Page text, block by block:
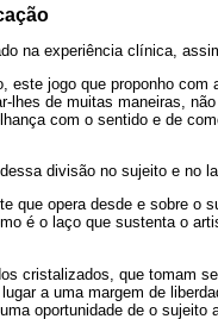
na experiência clínica,
este jogo que proponho
lhes de muitas maneiras,
com o sentido e de
divisão no sujeito e no
que opera desde e sobre o
é o laço que sustenta o
cristalizados, que tomam
a uma margem de
oportunidade de o